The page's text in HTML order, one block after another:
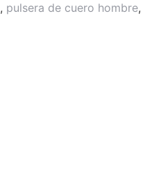
, pulsera de cuero hombre,